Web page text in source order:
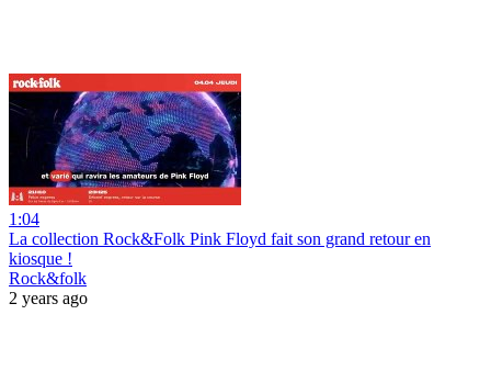
1:04
La collection Rock&Folk Pink Floyd fait son grand retour en
kiosque !
Rock&folk
2 years ago